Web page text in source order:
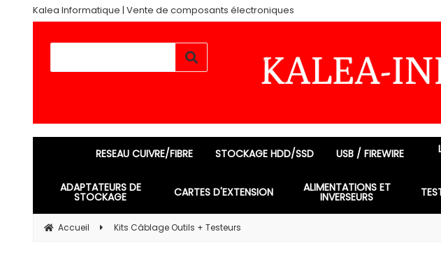
Kalea Informatique | Vente de composants électroniques
RESEAU CUIVRE/FIBRE STOCKAGE HDD/SSD USB / FIREWIRE
ADAPTATEURS DE
STOCKAGE CARTES D'EXTENSION ALIMENTATIONS ET
INVERSEURS
Accueil Kits Câblage Outils + Testeurs